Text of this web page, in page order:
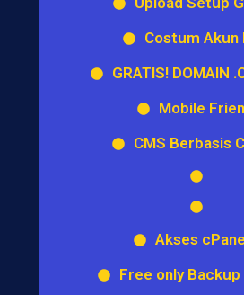
Costum Akun
GRATIS! DOMAIN
Mobile
CMS Berbasis
Akses
Free only Backup